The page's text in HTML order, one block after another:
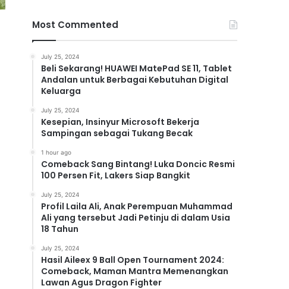
Most Commented
July 25, 2024
Beli Sekarang! HUAWEI MatePad SE 11, Tablet
Andalan untuk Berbagai Kebutuhan Digital
Keluarga
July 25, 2024
Kesepian, Insinyur Microsoft Bekerja
Sampingan sebagai Tukang Becak
1 hour ago
Comeback Sang Bintang! Luka Doncic Resmi
100 Persen Fit, Lakers Siap Bangkit
July 25, 2024
Profil Laila Ali, Anak Perempuan Muhammad
Ali yang tersebut Jadi Petinju di dalam Usia
18 Tahun
July 25, 2024
Hasil Aileex 9 Ball Open Tournament 2024:
Comeback, Maman Mantra Memenangkan
Lawan Agus Dragon Fighter